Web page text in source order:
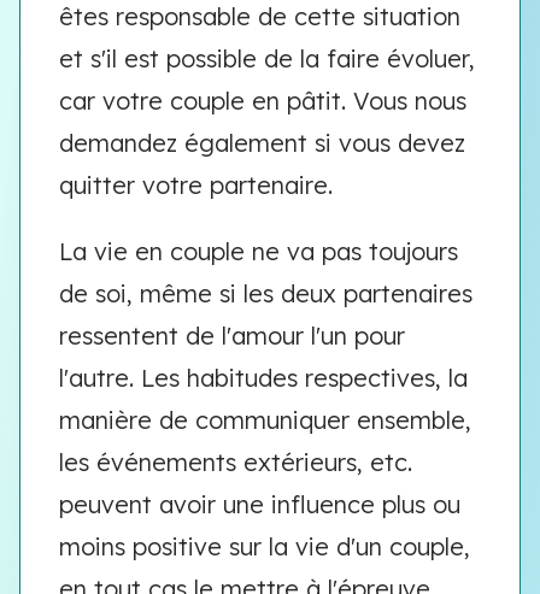
êtes responsable de cette situation
et s'il est possible de la faire évoluer,
car votre couple en pâtit. Vous nous
demandez également si vous devez
quitter votre partenaire.
La vie en couple ne va pas toujours
de soi, même si les deux partenaires
ressentent de l'amour l'un pour
l'autre. Les habitudes respectives, la
manière de communiquer ensemble,
les événements extérieurs, etc.
peuvent avoir une influence plus ou
moins positive sur la vie d'un couple,